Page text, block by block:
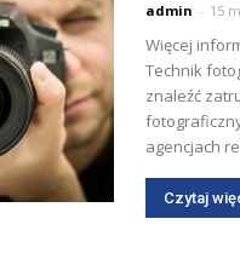
Aktualności
admin - 15
Więcej
Technik
znaleźć
agencjach
Czytaj